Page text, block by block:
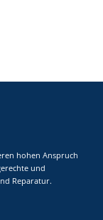
hohen Anspruch
und
Reparatur.